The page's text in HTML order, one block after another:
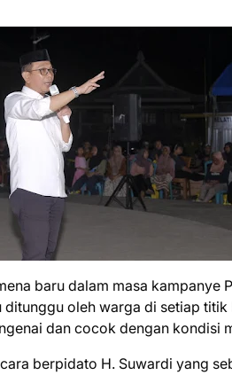
baru dalam masa kampanye
ditunggu oleh warga di setiap
dan cocok dengan kondisi
berpidato H. Suwardi yang